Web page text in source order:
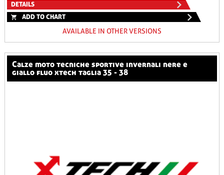
DETAILS
ADD TO CHART
AVAILABLE IN OTHER VERSIONS
calze moto tecniche sportive invernali nere e
giallo fluo xtech taglia 35 - 38